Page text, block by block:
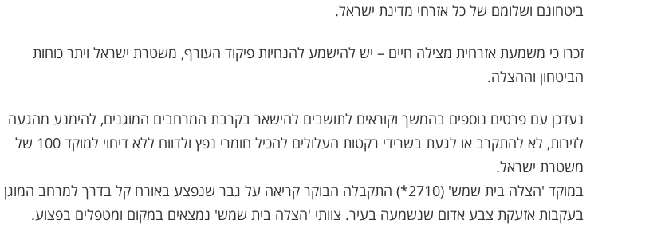
ביטחונם ושלומם של כל אזרחי מדינת ישראל.
זכרו כי משמעת אזרחית מצילה חיים – יש להישמע להנחיות פיקוד העורף, משטרת ישראל ויתר כוחות
הביטחון וההצלה.
נעדכן עם פרטים נוספים בהמשך וקוראים לתושבים להישאר בקרבת המרחבים המוגנים, להימנע מהגעה
לזירות, לא להתקרב או לגעת בשרידי רקטות העלולים להכיל חומרי נפץ ולדווח ללא דיחוי למוקד 100 של
משטרת ישראל.
במוקד 'הצלה בית שמש' (2710*) התקבלה הבוקר קריאה על גבר שנפצע באורח קל בדרך למרחב המוגן
בעקבות אזעקת צבע אדום שנשמעה בעיר. צוותי 'הצלה בית שמש' נמצאים במקום ומטפלים בפצוע.